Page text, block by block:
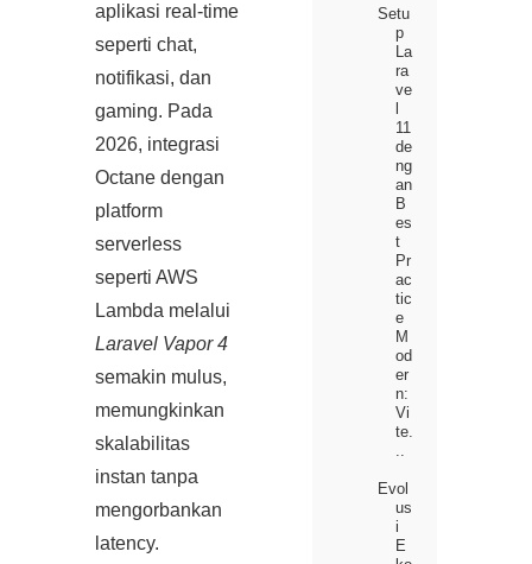
aplikasi real‑time
seperti chat,
notifikasi, dan
gaming. Pada
2026, integrasi
Octane dengan
platform
serverless
seperti AWS
Lambda melalui
Laravel Vapor 4
semakin mulus,
memungkinkan
skalabilitas
instan tanpa
mengorbankan
latency.
Setu
p
La
ra
ve
11
de
ng
an
B
es
t
Pr
ac
tic
e
M
od
er
n:
Vi
te.
..
Evol
us
i
E